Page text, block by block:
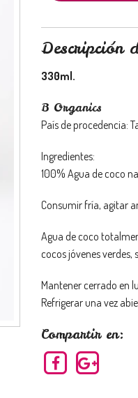
Descripción
330ml.
B Organics
País de procedencia:
Ingredientes:
100% Agua de coco
Consumir fría, agitar
Agua de coco
cocos jóvenes verdes,
Mantener cerrado en
Refrigerar una vez
Compartir en: